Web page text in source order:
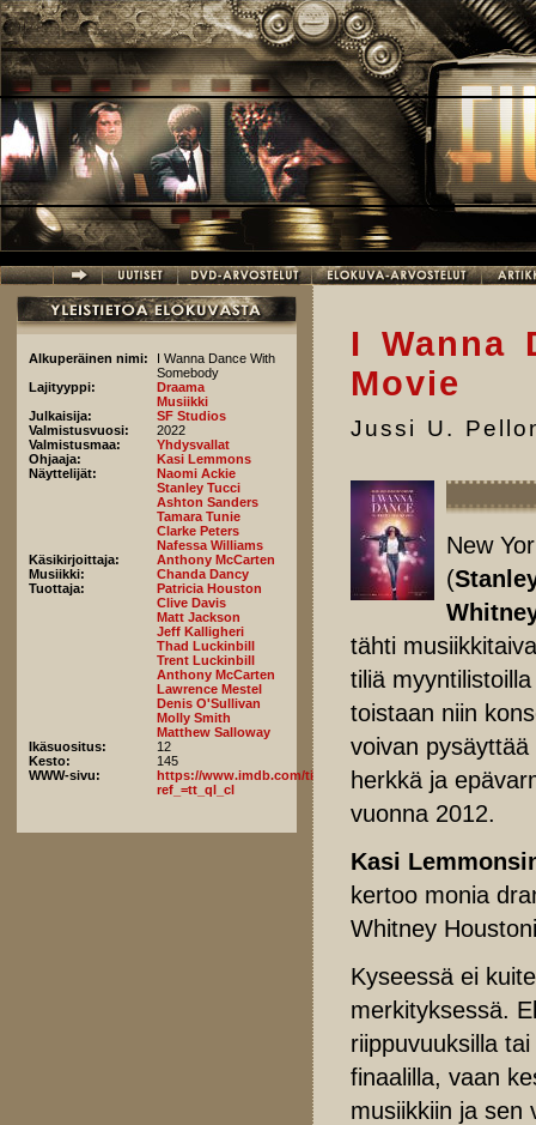
Hyppää pääsisältöön
Alkuperäinen nimi:
I Wanna Dance With
Somebody
Lajityyppi:
Draama
Musiikki
Julkaisija:
SF Studios
Valmistusvuosi:
2022
Valmistusmaa:
Yhdysvallat
Ohjaaja:
Kasi Lemmons
Näyttelijät:
Naomi Ackie
Stanley Tucci
Ashton Sanders
Tamara Tunie
Clarke Peters
Nafessa Williams
Käsikirjoittaja:
Anthony McCarten
Musiikki:
Chanda Dancy
Tuottaja:
Patricia Houston
Clive Davis
Matt Jackson
Jeff Kalligheri
Thad Luckinbill
Trent Luckinbill
Anthony McCarten
Lawrence Mestel
Denis O'Sullivan
Molly Smith
Matthew Salloway
Ikäsuositus:
12
Kesto:
145
WWW-sivu:
https://www.imdb.com/title/tt12193804/fullcredits/?
ref_=tt_ql_cl
I Wanna
Movie
Jussi U.
New
(
tähti
tiliä
toistaan niin
voivan
herkkä ja
vuonna 2012.
Kasi
kertoo monia
Whitney
Kyseessä ei
merkityksessä.
riippuvuuksilla
finaalilla, vaan
musiikkiin ja sen